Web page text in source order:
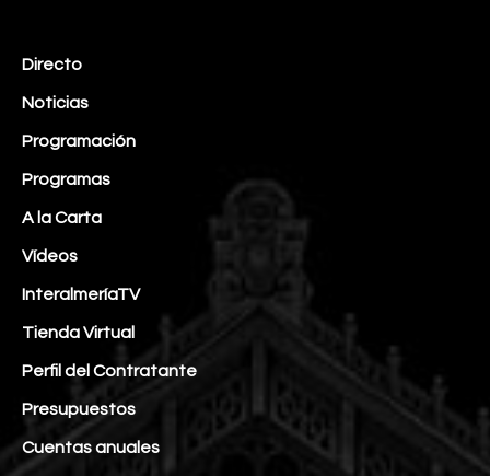
Directo
Noticias
Programación
Programas
A la Carta
Vídeos
InteralmeríaTV
Tienda Virtual
Perfil del Contratante
Presupuestos
Cuentas anuales